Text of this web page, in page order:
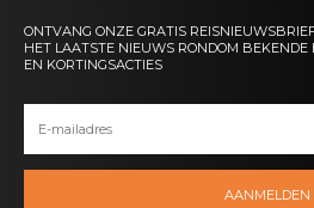
ONTVANG ONZE GRATIS
HET LAATSTE NIEUWS RONDOM
EN KORTINGSACTIES
AANMELDEN